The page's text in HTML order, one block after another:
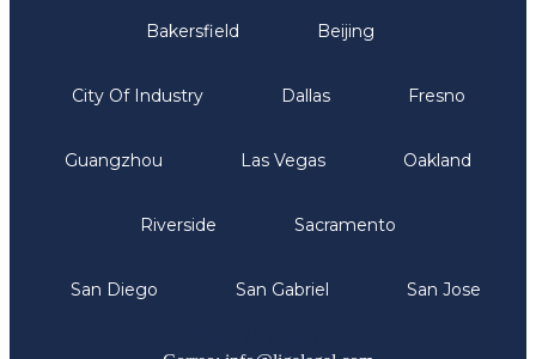
Bakersfield Beijing
City Of Industry Dallas Fresno
Guangzhou Las Vegas Oakland
Riverside Sacramento
San Diego San Gabriel San Jose